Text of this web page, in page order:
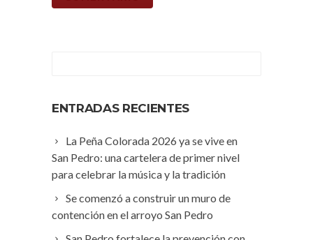
ENTRADAS RECIENTES
La Peña Colorada 2026 ya se vive en
San Pedro: una cartelera de primer nivel
para celebrar la música y la tradición
Se comenzó a construir un muro de
contención en el arroyo San Pedro